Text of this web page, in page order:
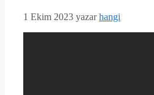
1 Ekim 2023 yazarhangi